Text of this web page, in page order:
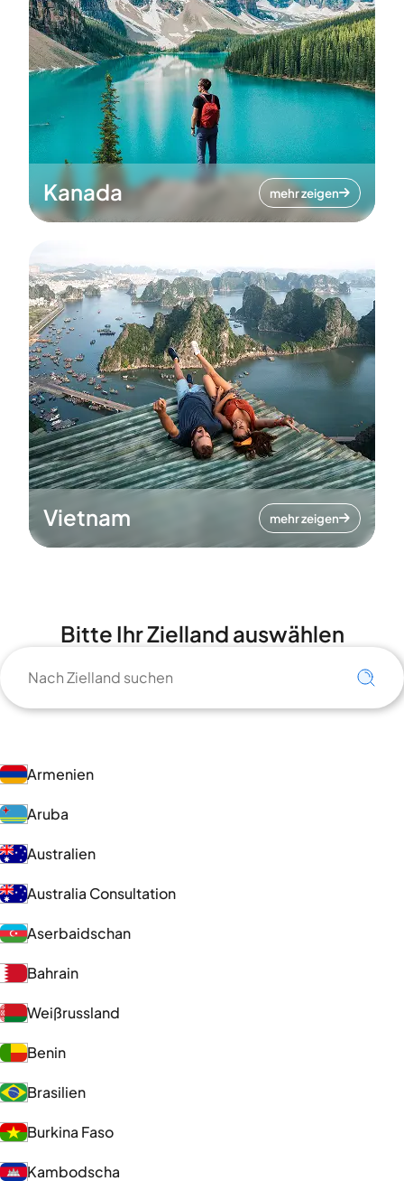
Kanada mehr zeigen
Vietnam mehr zeigen
Bitte Ihr Zielland auswählen
Armenien
Aruba
Australien
Australia Consultation
Aserbaidschan
Bahrain
Weißrussland
Benin
Brasilien
Burkina Faso
Kambodscha